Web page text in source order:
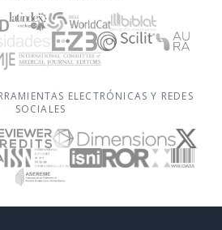
ELECTRÓNICAS Y REDES
SOCIALES